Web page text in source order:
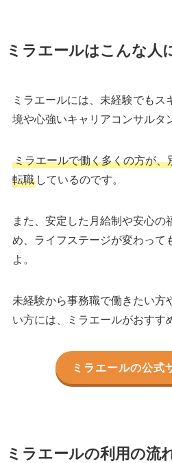
ミラエールはこんな人
ミラエールには、未経験でもス
境や心強いキャリアコンサルタ
ミラエールで働く多くの方が
転職しているのです。
また、安定した月給制や安心の
め、ライフステージが変わって
よ。
未経験から事務職で働きたい方
い方には、ミラエールがおすす
ミラエールの公式
ミラエールの利用の流